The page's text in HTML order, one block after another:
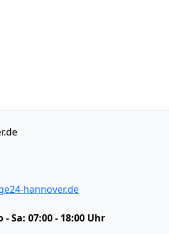
hannover.de
- Sa: 07:00 - 18:00 Uhr